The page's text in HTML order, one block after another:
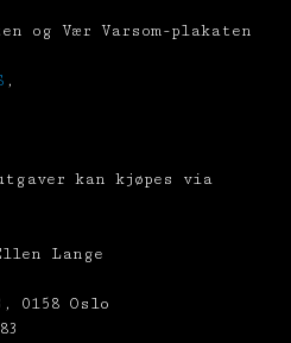
og Vær Varsom-plakaten
,
kan kjøpes via
Lange
0158 Oslo